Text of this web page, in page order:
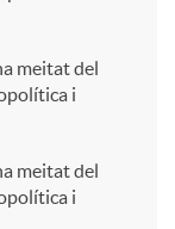
meitat del
i
meitat del
i